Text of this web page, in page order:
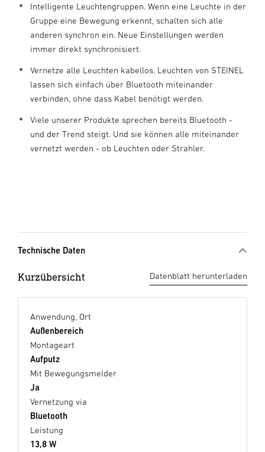
Intelligente Leuchtengruppen. Wenn eine Leuchte in der
Gruppe eine Bewegung erkennt, schalten sich alle
anderen synchron ein. Neue Einstellungen werden
immer direkt synchronisiert.
Vernetze alle Leuchten kabellos. Leuchten von STEINEL
lassen sich einfach über Bluetooth miteinander
verbinden, ohne dass Kabel benötigt werden.
Viele unserer Produkte sprechen bereits Bluetooth -
und der Trend steigt. Und sie können alle miteinander
vernetzt werden - ob Leuchten oder Strahler.
Technische Daten
Kurzübersicht Datenblatt herunterladen
Anwendung, Ort
Außenbereich
Montageart
Aufputz
Mit Bewegungsmelder
Ja
Vernetzung via
Bluetooth
Leistung
13,8 W